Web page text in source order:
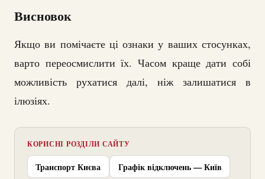
Висновок
Якщо ви помічаєте ці ознаки у ваших стосунках,
варто переосмислити їх. Часом краще дати собі
можливість рухатися далі, ніж залишатися в
ілюзіях.
КОРИСНІ РОЗДІЛИ САЙТУ
Транспорт Києва Графік відключень — Київ